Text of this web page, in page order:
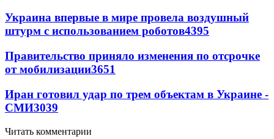
Украина впервые в мире провела воздушный
штурм с использованием роботов4395
Правительство приняло изменения по отсрочке
от мобилизации3651
Иран готовил удар по трем объектам в Украине -
СМИ3039
Читать комментарии